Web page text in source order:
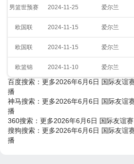
男篮世预赛 2024-11-25 爱尔兰
欧国联 2024-11-15 爱尔兰
欧国联 2024-11-15 爱尔兰
欧篮锦 2024-11-10 爱尔兰
百度搜索：更多2026年6月6日 国际友谊
播
神马搜索：更多2026年6月6日 国际友谊
播
360搜索：更多2026年6月6日 国际友谊
搜狗搜索：更多2026年6月6日 国际友谊
播